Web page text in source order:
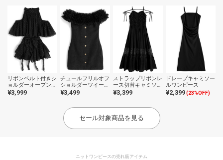
リボンベルト付きシ
ョルダーオープンラ
インストーンティア
¥3,999
チュールフリルオフ
ショルダーツイード
ミニワンピース
¥3,499
ストラップリボンレ
ース切替キャミソー
ルワンピース
¥3,399
ドレープキャミソー
ルワンピース
¥2,399(23%OFF)
セール対象商品を見る
ニットワンピースの売れ筋アイテム